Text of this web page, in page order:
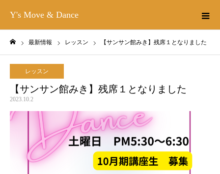
Y's Move & Dance
最新情報 レッスン 【サンサン館みき】残席１となりました
レッスン
【サンサン館みき】残席１となりました
2023.10.2